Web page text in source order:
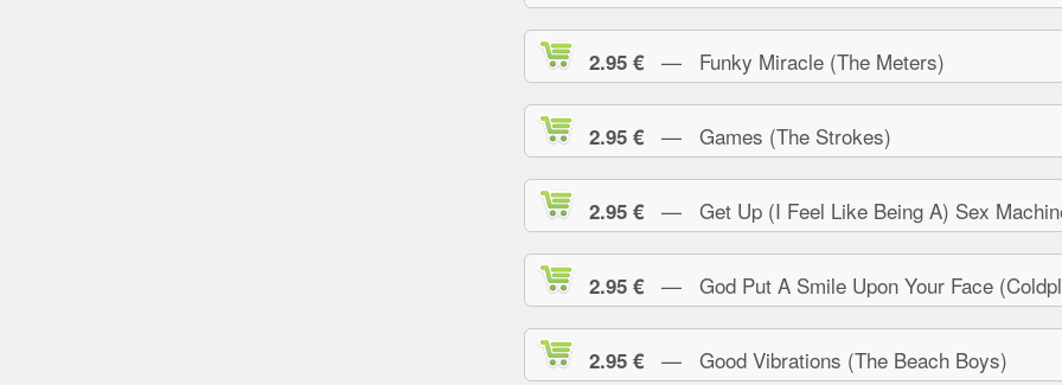
2.95 € — Funky Miracle (The Meters)
2.95 € — Games (The Strokes)
2.95 € — Get Up (I Feel Like Being A) Sex
2.95 € — God Put A Smile Upon Your Face
2.95 € — Good Vibrations (The Beach Boys)